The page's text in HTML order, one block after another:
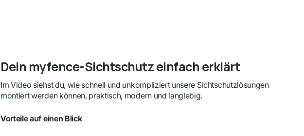
Dein myfence-Sichtschutz einfach erklärt
Im Video siehst du, wie schnell und unkompliziert unsere Sichtschutzlösungen
montiert werden können, praktisch, modern und langlebig.
Vorteile auf einen Blick